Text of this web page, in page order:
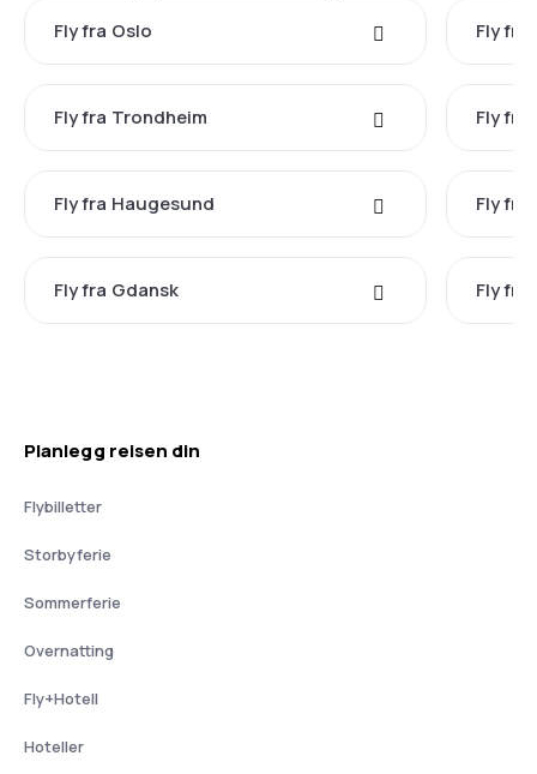
Fly fra Oslo Fly fra
Fly fra Trondheim Fly fra
Fly fra Haugesund Fly fra
Fly fra Gdansk Fly fra
Planlegg reisen din
Flybilletter
Storbyferie
Sommerferie
Overnatting
Fly+Hotell
Hoteller